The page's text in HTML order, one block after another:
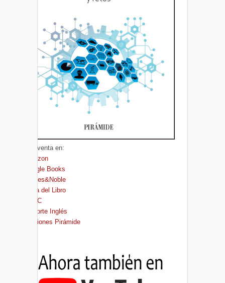
A la venta en:
Amazon
Google Books
Barnes&Noble
Casa del Libro
FNAC
El Corte Inglés
Ediciones Pirámide